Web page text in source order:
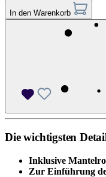
In den Warenkorb
Die wichtigsten
Inklusive
Zur Einführung